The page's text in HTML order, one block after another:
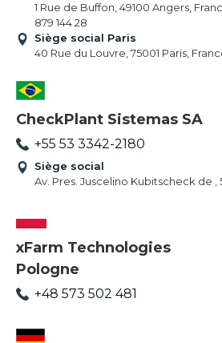
1 Rue de Buffon, 49100 Angers,
879 144 28
Siège social Paris
40 Rue du Louvre, 75001 Paris,
CheckPlant Sistemas SA
+55 53 3342-2180
Siège social
Av. Pres. Juscelino Kubitscheck de ,
xFarm Technologies
Pologne
+48 573 502 481